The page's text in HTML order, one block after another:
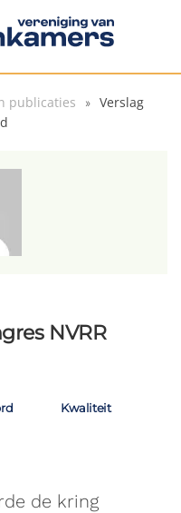
gaan
publicaties
Verslag
NVRR
Kwaliteit
de kring